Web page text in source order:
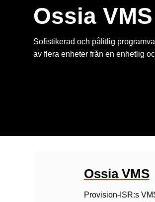
Ossia VMS
Sofistikerad och pålitlig
av flera enheter från en enhetlig
Ossia VMS
Provision-ISR:s